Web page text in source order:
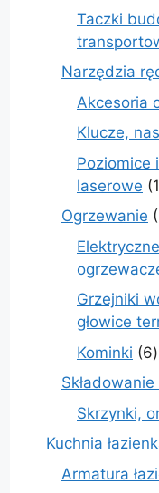
Taczki
Narzędzia
Akcesoria
Klucze,
Poziomice
laserowe
1
Ogrzewanie
Grzejniki
głowice
Kominki 66
Skrzynki,
Kuchnia
Armatura